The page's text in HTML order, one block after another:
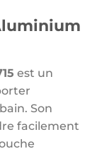
est un
Son
facilement